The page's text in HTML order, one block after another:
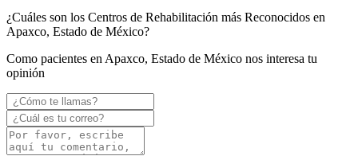
¿Cuáles son los Centros de Rehabilitación más Reconocidos en
Apaxco, Estado de México?
Como pacientes en Apaxco, Estado de México nos interesa tu
opinión